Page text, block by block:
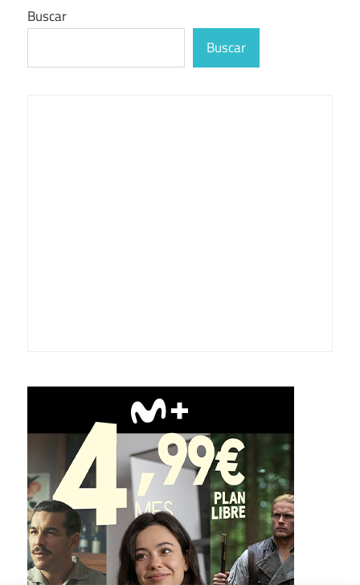
Buscar
Buscar